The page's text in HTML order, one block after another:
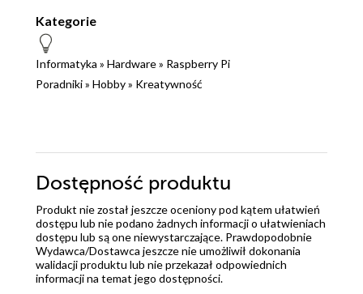
Kategorie
Informatyka » Hardware» Raspberry Pi
Poradniki» Hobby» Kreatywność
Dostępność produktu
Produkt nie został jeszcze oceniony pod kątem ułatwień
dostępu lub nie podano żadnych informacji o ułatwieniach
dostępu lub są one niewystarczające. Prawdopodobnie
Wydawca/Dostawca jeszcze nie umożliwił dokonania
walidacji produktu lub nie przekazał odpowiednich
informacji na temat jego dostępności.